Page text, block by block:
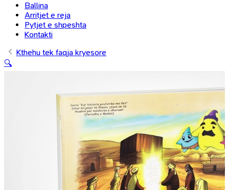
Ballina
Arritjet e reja
Pytjet e shpeshta
Kontakti
Kthehu tek faqja kryesore
🔍